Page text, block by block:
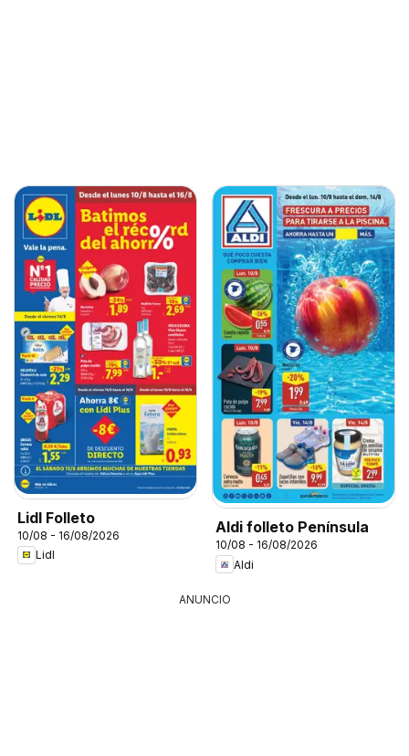
Lidl Folleto
10/08 - 16/08/2026
Lidl
Aldi folleto Península
10/08 - 16/08/2026
Aldi
ANUNCIO